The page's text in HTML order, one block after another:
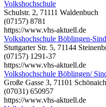
Volkshochschule
Schulstr. 2, 71111 Waldenbuch
(07157) 8781
https://www.vhs-aktuell.de
Volkshochschule Böblingen-
Stuttgarter Str. 5, 71144
(07157) 1291-37
https://www.vhs-aktuell.de
Volkshochschule Böblingen/
Große Gasse 3, 71101 Schönaich
(07031) 650957
https://www.vhs-aktuell.de